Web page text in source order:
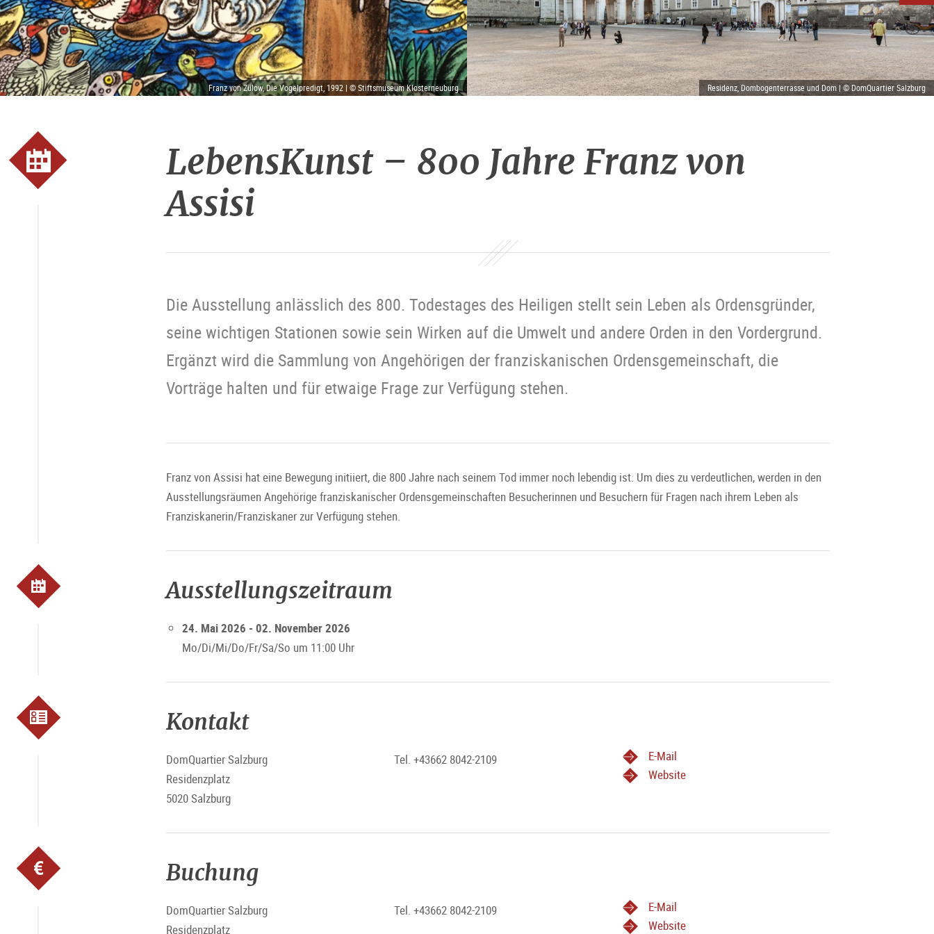
Franz von Zülow, Die Vogelpredigt, 1992 | © Stiftsmuseum Klosterneuburg Residenz, Dombogenterrasse und Dom | © DomQuartier Salzburg
LebensKunst – 800 Jahre Franz von
Assisi
Die Ausstellung anlässlich des 800. Todestages des Heiligen stellt sein Leben als Ordensgründer,
seine wichtigen Stationen sowie sein Wirken auf die Umwelt und andere Orden in den Vordergrund.
Ergänzt wird die Sammlung von Angehörigen der franziskanischen Ordensgemeinschaft, die
Vorträge halten und für etwaige Frage zur Verfügung stehen.
Franz von Assisi hat eine Bewegung initiiert, die 800 Jahre nach seinem Tod immer noch lebendig ist. Um dies zu verdeutlichen, werden in den
Ausstellungsräumen Angehörige franziskanischer Ordensgemeinschaften Besucherinnen und Besuchern für Fragen nach ihrem Leben als
Franziskanerin/Franziskaner zur Verfügung stehen.
Ausstellungszeitraum
24. Mai 2026 - 02. November 2026
Mo/Di/Mi/Do/Fr/Sa/So um 11:00 Uhr
Kontakt
DomQuartier Salzburg
Residenzplatz
5020 Salzburg
Tel. +43662 8042-2109
E-Mail
Website
Buchung
DomQuartier Salzburg
Residenzplatz
Tel. +43662 8042-2109
E-Mail
Website